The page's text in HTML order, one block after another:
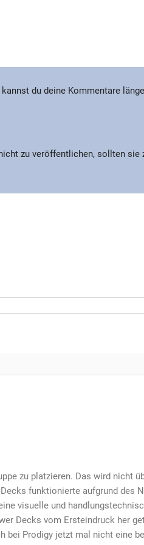
du deine Kommentare
zu veröffentlichen, sollten sie
zu platzieren. Das wird nicht
funktionierte aufgrund des
visuelle und
Decks vom Ersteindruck her
bei Prodigy jetzt mal nicht eine